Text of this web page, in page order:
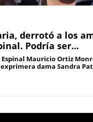
derrotó a los
Podría ser...
Espinal Mauricio Ortiz
dama Sandra